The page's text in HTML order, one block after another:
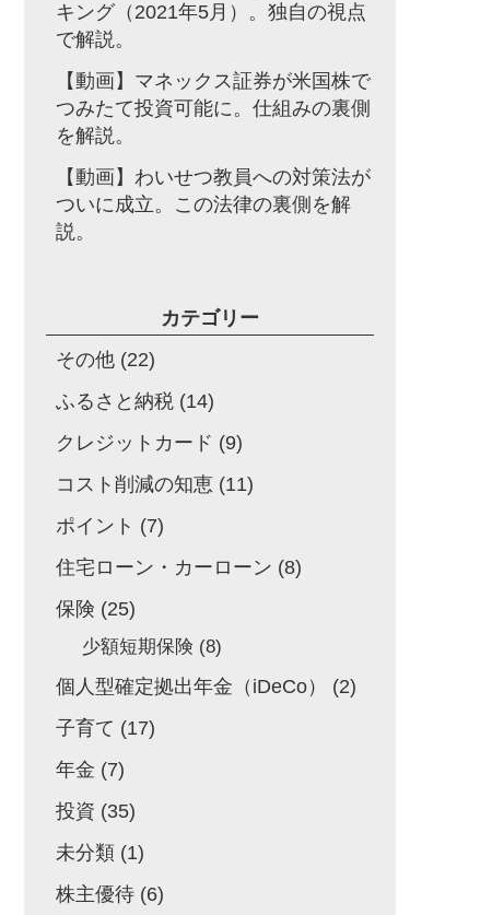
キング（2021年5月）。独自の視点
で解説。
【動画】マネックス証券が米国株で
つみたて投資可能に。仕組みの裏側
を解説。
【動画】わいせつ教員への対策法が
ついに成立。この法律の裏側を解
説。
カテゴリー
その他 (22)
ふるさと納税 (14)
クレジットカード (9)
コスト削減の知恵 (11)
ポイント (7)
住宅ローン・カーローン (8)
保険 (25)
少額短期保険 (8)
個人型確定拠出年金（iDeCo）
(2)
子育て (17)
年金 (7)
投資 (35)
未分類 (1)
株主優待 (6)